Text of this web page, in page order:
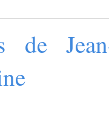
de